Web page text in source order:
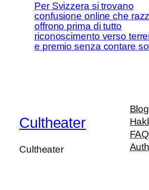
Per Svizzera si trovano
confusione online che
offrono prima di tutto
riconoscimento verso
e premio senza contare
Cultheater
Cultheater
Blog